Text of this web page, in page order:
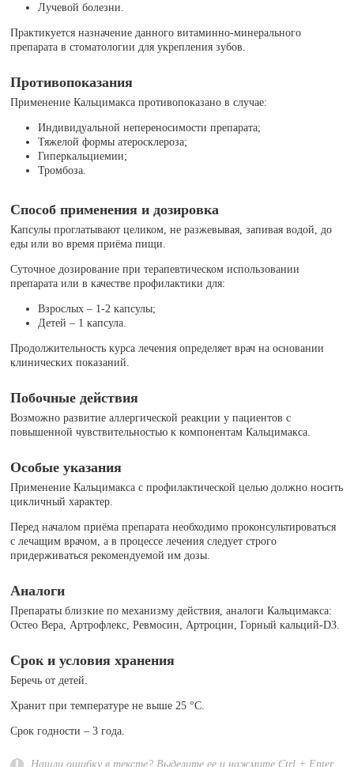
Лучевой болезни.
Практикуется назначение данного витаминно-минерального
препарата в стоматологии для укрепления зубов.
Противопоказания
Применение Кальцимакса противопоказано в случае:
Индивидуальной непереносимости препарата;
Тяжелой формы атеросклероза;
Гиперкальциемии;
Тромбоза.
Способ применения и дозировка
Капсулы проглатывают целиком, не разжевывая, запивая водой, до
еды или во время приёма пищи.
Суточное дозирование при терапевтическом использовании
препарата или в качестве профилактики для:
Взрослых – 1-2 капсулы;
Детей – 1 капсула.
Продолжительность курса лечения определяет врач на основании
клинических показаний.
Побочные действия
Возможно развитие аллергической реакции у пациентов с
повышенной чувствительностью к компонентам Кальцимакса.
Особые указания
Применение Кальцимакса с профилактической целью должно носить
цикличный характер.
Перед началом приёма препарата необходимо проконсультироваться
с лечащим врачом, а в процессе лечения следует строго
придерживаться рекомендуемой им дозы.
Аналоги
Препараты близкие по механизму действия, аналоги Кальцимакса:
Остео Вера, Артрофлекс, Ревмосин, Артроцин, Горный кальций-D3.
Срок и условия хранения
Беречь от детей.
Хранит при температуре не выше 25 °C.
Срок годности – 3 года.
Нашли ошибку в тексте? Выделите ее и нажмите Ctrl + Enter.